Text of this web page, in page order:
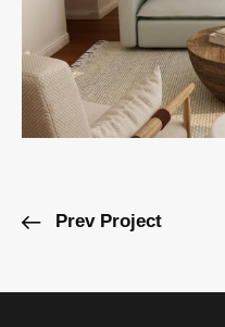
Prev Project